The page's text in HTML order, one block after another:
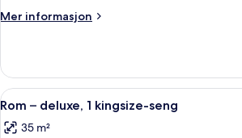
Suite)
Mer informasjon
Mer
1
kingsize-
seng
Suite)
Åpne
alle
bildene
Rom –
10
Rom – deluxe, 1 kingsize-seng
35 m²